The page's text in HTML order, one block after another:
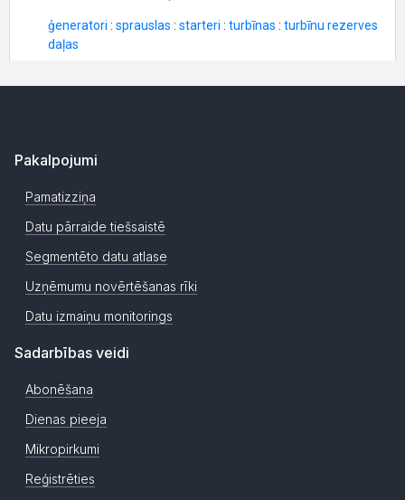
Pakalpojumi
Pamatizziņa
Datu pārraide tiešsaistē
Segmentēto datu atlase
Uzņēmumu novērtēšanas rīki
Datu izmaiņu monitorings
Sadarbības veidi
Abonēšana
Dienas pieeja
Mikropirkumi
Reģistrēties